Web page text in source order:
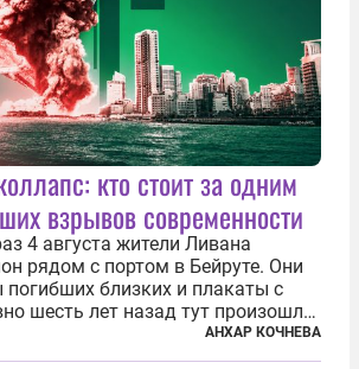
кто стоит за одним
взрывов современности
4 августа жители Ливана
рядом с портом в Бейруте. Они
погибших близких и плакаты с
шесть лет назад тут произошла
техногенных катастроф
— взрыв гигантского количества
АНХАР КОЧНЕВА